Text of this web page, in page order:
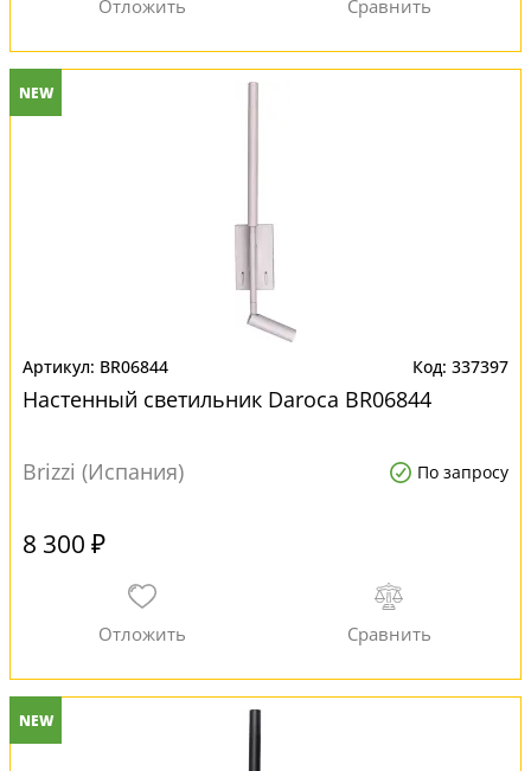
NEW
BR06844 337397
Настенный светильник Daroca BR06844
Brizzi (Испания) По запросу
8 300 ₽
NEW